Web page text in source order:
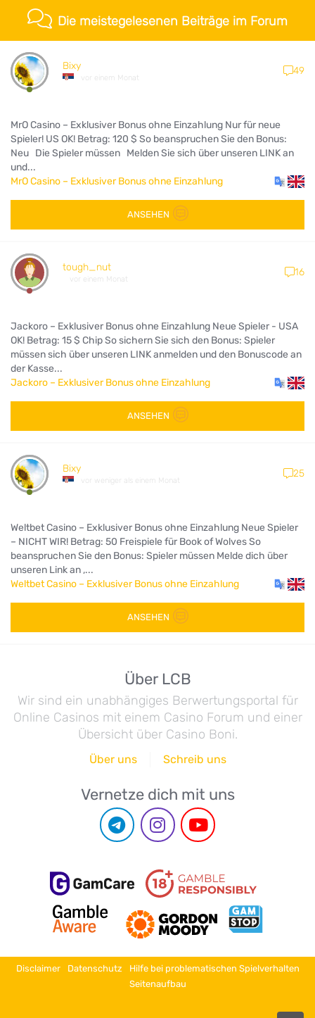
Die meistegelesenen Beiträge im Forum
Bixy
vor einem Monat
49
MrO Casino – Exklusiver Bonus ohne Einzahlung Nur für neue
Spieler! US OK! Betrag: 120 $ So beanspruchen Sie den Bonus:
Neu Die Spieler müssen Melden Sie sich über unseren LINK an
und...
MrO Casino – Exklusiver Bonus ohne Einzahlung
ANSEHEN
tough_nut
vor einem Monat
16
Jackoro – Exklusiver Bonus ohne Einzahlung Neue Spieler - USA
OK! Betrag: 15 $ Chip So sichern Sie sich den Bonus: Spieler
müssen sich über unseren LINK anmelden und den Bonuscode an
der Kasse...
Jackoro – Exklusiver Bonus ohne Einzahlung
ANSEHEN
Bixy
vor weniger als einem Monat
25
Weltbet Casino – Exklusiver Bonus ohne Einzahlung Neue Spieler
– NICHT WIR! Betrag: 50 Freispiele für Book of Wolves So
beanspruchen Sie den Bonus: Spieler müssen Melde dich über
unseren Link an ,...
Weltbet Casino – Exklusiver Bonus ohne Einzahlung
ANSEHEN
Über LCB
Wir sind ein unabhängiges Berwertungsportal für
Online Casinos mit einem Casino Forum und einer
Übersicht über Casino Boni.
Über uns Schreib uns
Vernetze dich mit uns
Disclaimer Datenschutz
Hilfe bei problematischen Spielverhalten
Seitenaufbau